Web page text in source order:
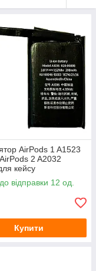
AirPods 1 A1523
2 A2032
кейсу
відправки 12 од.
Купити